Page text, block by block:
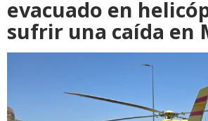
evacuado en
sufrir una caída en